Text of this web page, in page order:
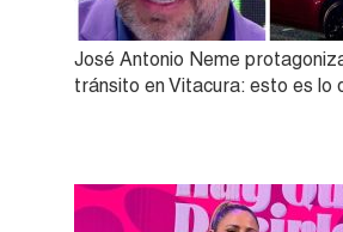
José Antonio Neme
tránsito en Vitacura: esto es lo